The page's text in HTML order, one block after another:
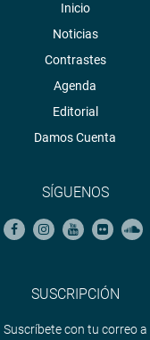
Inicio
Noticias
Contrastes
Agenda
Editorial
Damos Cuenta
SÍGUENOS
SUSCRIPCIÓN
Suscríbete con tu correo a